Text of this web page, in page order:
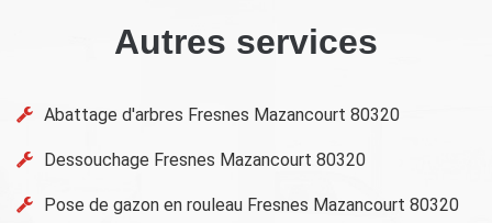
Autres services
Abattage d'arbres Fresnes Mazancourt 80320
Dessouchage Fresnes Mazancourt 80320
Pose de gazon en rouleau Fresnes Mazancourt 80320